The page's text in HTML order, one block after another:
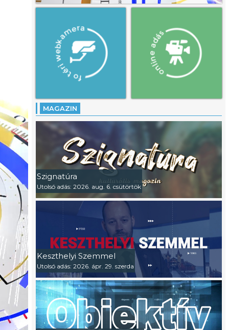
MAGAZIN
Szignatúra
Utolsó adás: 2026. aug. 6. csütörtök
Keszthelyi Szemmel
Utolsó adás: 2026. ápr. 29. szerda